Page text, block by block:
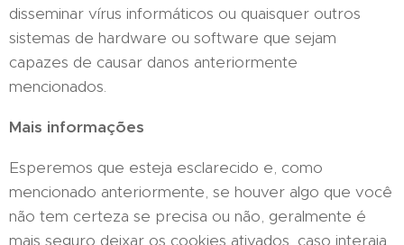
disseminar vírus informáticos ou quaisquer outros
sistemas de hardware ou software que sejam
capazes de causar danos anteriormente
mencionados.
Mais informações
Esperemos que esteja esclarecido e, como
mencionado anteriormente, se houver algo que você
não tem certeza se precisa ou não, geralmente é
mais seguro deixar os cookies ativados, caso interaja